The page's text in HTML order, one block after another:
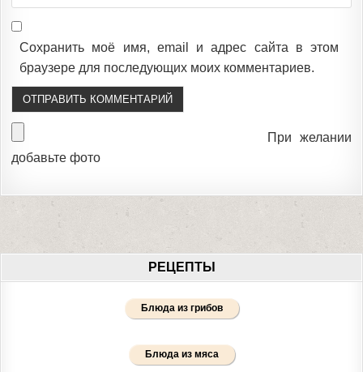
Сохранить моё имя, email и адрес сайта в этом
браузере для последующих моих комментариев.
При желании
добавьте фото
РЕЦЕПТЫ
Блюда из грибов
Блюда из мяса